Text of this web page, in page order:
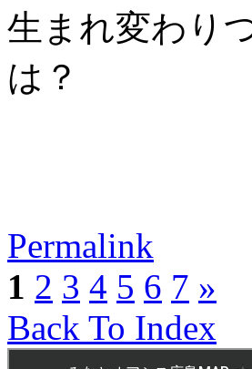
生まれ変わり
は？
Permalink
1 2 3 4 5 6 7 »
Back To Index